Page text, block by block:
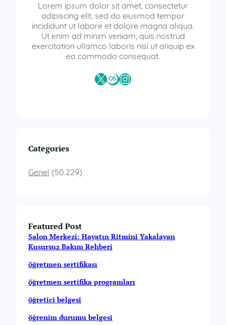
Lorem ipsum dolor sit amet, consectetur
adipiscing elit, sed do eiusmod tempor
incididunt ut labore et dolore magna aliqua.
Ut enim ad minim veniam, quis nostrud
exercitation ullamco laboris nisi ut aliquip ex
ea commodo consequat.
X Last.fmInstagram
Categories
Genel (50.229)
Featured Post
Salon Merkezi: Hayatın Ritmini Yakalayan
Kusursuz Bakım Rehberi
öğretmen sertifikası
öğretmen sertifika programları
öğretici belgesi
öğrenim durumu belgesi